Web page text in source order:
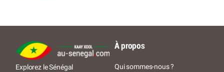
Explorez le Sénégal
À propos
Qui sommes-nous ?